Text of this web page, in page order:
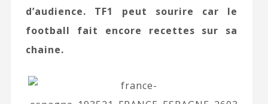
d’audience. TF1 peut sourire car le
football fait encore recettes sur sa
chaine.